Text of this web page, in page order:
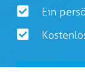
Ein